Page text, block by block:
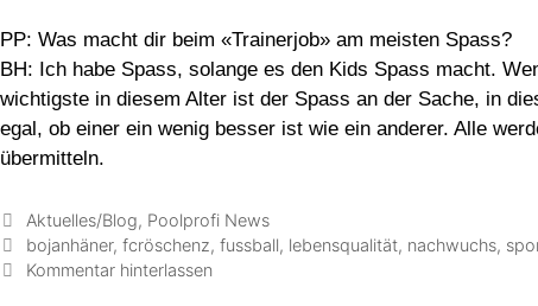
PP: Was macht dir beim «Trainerjob» am meisten Spass?
BH: Ich habe Spass, solange es den Kids Spass macht.
wichtigste in diesem Alter ist der Spass an der Sache, in
egal, ob einer ein wenig besser ist wie ein anderer. Alle
übermitteln.
Aktuelles/Blog, Poolprofi News
bojanhäner, fcröschenz, fussball, lebensqualität, nachwuchs,
Kommentar hinterlassen